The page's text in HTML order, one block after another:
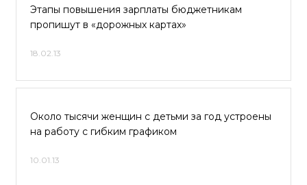
Этапы повышения зарплаты бюджетникам
пропишут в «дорожных картах»
18.02.13
Около тысячи женщин с детьми за год устроены
на работу с гибким графиком
10.01.13